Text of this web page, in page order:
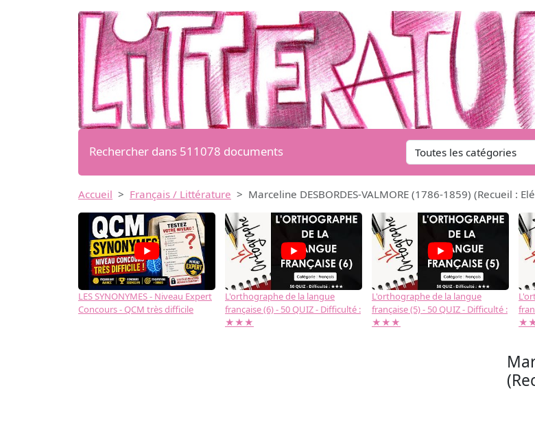
Rechercher dans 511078 documents
Accueil Français / Littérature Marceline DESBORDES-VALMORE (1786-1859) (Recueil :
LES SYNONYMES - Niveau Expert
Concours - QCM très difficile
L'orthographe de la langue
française (6) - 50 QUIZ - Difficulté :
★★★
L'orthographe de la langue
française (5) - 50 QUIZ - Difficulté :
★★★